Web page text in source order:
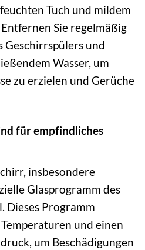
Tuch und mildem
Sie regelmäßig
Geschirrspülers und
Wasser, um
zu erzielen und Gerüche
für empfindliches
insbesondere
Glasprogramm des
Dieses Programm
und einen
um Beschädigungen